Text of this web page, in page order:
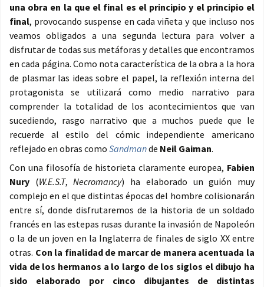
una obra en la que el final es el principio y el principio el
final, provocando suspense en cada viñeta y que incluso nos
veamos obligados a una segunda lectura para volver a
disfrutar de todas sus metáforas y detalles que encontramos
en cada página. Como nota característica de la obra a la hora
de plasmar las ideas sobre el papel, la reflexión interna del
protagonista se utilizará como medio narrativo para
comprender la totalidad de los acontecimientos que van
sucediendo, rasgo narrativo que a muchos puede que le
recuerde al estilo del cómic independiente americano
reflejado en obras como Sandmande Neil Gaiman.
Con una filosofía de historieta claramente europea, Fabien
Nury (W.E.S.T,Necromancy) ha elaborado un guión muy
complejo en el que distintas épocas del hombre colisionarán
entre sí, donde disfrutaremos de la historia de un soldado
francés en las estepas rusas durante la invasión de Napoleón
o la de un joven en la Inglaterra de finales de siglo XX entre
otras. Con la finalidad de marcar de manera acentuada la
vida de los hermanos a lo largo de los siglos el dibujo ha
sido elaborado por cinco dibujantes de distintas